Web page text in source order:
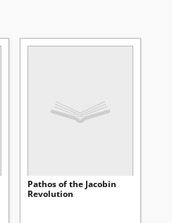
Pathos of the Jacobin
Revolution